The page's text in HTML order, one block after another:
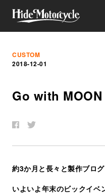
CUSTOM
2018-12-01
Go with
約3か月と長々と製作ブロ
いよいよ年末のビックイベ